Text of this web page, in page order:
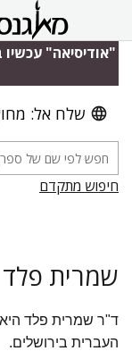
"אודיסיאה"
שלח אל:
חיפוש מתקדם
שמרית פלד
ד"ר שמרית פלד
העברית בירושלים.